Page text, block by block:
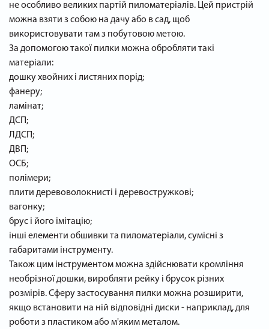
не особливо великих партій пиломатеріалів. Цей пристрій
можна взяти з собою на дачу або в сад, щоб
використовувати там з побутовою метою.
За допомогою такої пилки можна обробляти такі
матеріали:
дошку хвойних і листяних порід;
фанеру;
ламінат;
ДСП;
ЛДСП;
ДВП;
ОСБ;
полімери;
плити деревоволокнисті і деревостружкові;
вагонку;
брус і його імітацію;
інші елементи обшивки та пиломатеріали, сумісні з
габаритами інструменту.
Також цим інструментом можна здійснювати кромління
необрізної дошки, виробляти рейку і брусок різних
розмірів. Сферу застосування пилки можна розширити,
якщо встановити на ній відповідні диски - наприклад, для
роботи з пластиком або м'яким металом.